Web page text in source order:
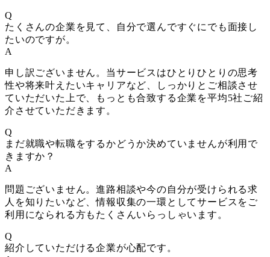
Q
たくさんの企業を見て、自分で選んですぐにでも面接し
たいのですが。
A
申し訳ございません。当サービスはひとりひとりの思考
性や将来叶えたいキャリアなど、しっかりとご相談させ
ていただいた上で、もっとも合致する企業を平均5社ご紹
介させていただきます。
Q
まだ就職や転職をするかどうか決めていませんが利用で
きますか？
A
問題ございません。進路相談や今の自分が受けられる求
人を知りたいなど、情報収集の一環としてサービスをご
利用になられる方もたくさんいらっしゃいます。
Q
紹介していただける企業が心配です。